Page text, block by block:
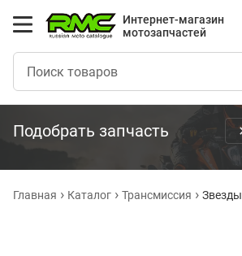
Интернет-магазин
мотозапчастей
Подобрать запчасть
Главная Каталог Трансмиссия Звезды